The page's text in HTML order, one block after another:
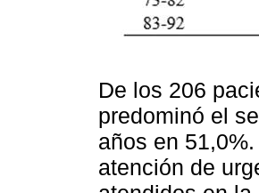
De los 206
predominó el
años en
atención de